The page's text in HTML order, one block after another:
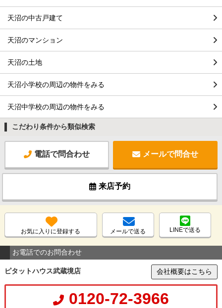
天沼の中古戸建て
天沼のマンション
天沼の土地
天沼小学校の周辺の物件をみる
天沼中学校の周辺の物件をみる
こだわり条件から類似検索
電話で問合わせ メールで問合せ
来店予約
お気に入りに登録する メールで送る LINEで送る
お電話でのお問合わせ
ピタットハウス武蔵境店 会社概要はこちら
0120-72-3966